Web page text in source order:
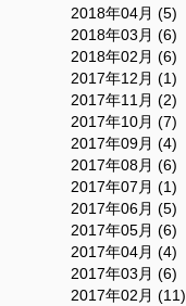
2018年04月 (5)
2018年03月 (6)
2018年02月 (6)
2017年12月 (1)
2017年11月 (2)
2017年10月 (7)
2017年09月 (4)
2017年08月 (6)
2017年07月 (1)
2017年06月 (5)
2017年05月 (6)
2017年04月 (4)
2017年03月 (6)
2017年02月 (11)